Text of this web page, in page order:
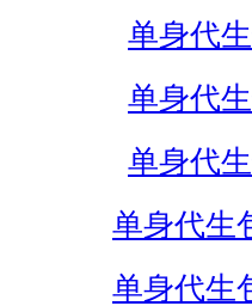
单身代
单身代
单身代
单身代生
单身代生